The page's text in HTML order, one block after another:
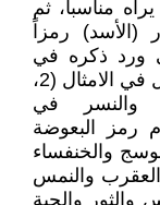
مناسباً، ثم
رمزاً
ورد ذكره في
الامثال(1،4، 5، 6، 7)، واستخدم معه الايل في الامثال (2،
والنسر في
استخدم رمز البعوضة
والخنفساء
والنمس
والثور والحية